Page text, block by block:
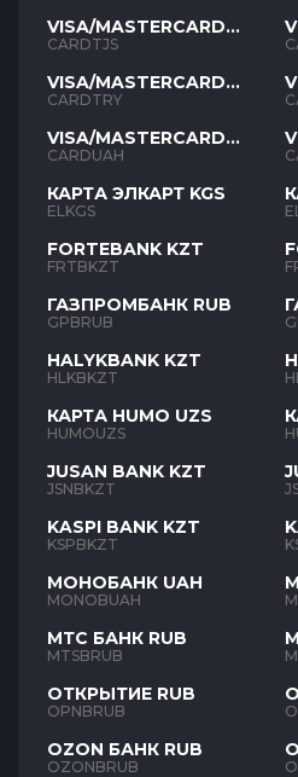
VISA/MASTERCARD
TJS
CARDTJS
VISA/MASTERCARD
TYR
CARDTRY
VISA/MASTERCARD
UAH
CARDUAH
КАРТА ЭЛКАРТ KGS
ELKGS
FORTEBANK KZT
FRTBKZT
ГАЗПРОМБАНК RUB
GPBRUB
HALYKBANK KZT
HLKBKZT
КАРТА HUMO UZS
HUMOUZS
JUSAN BANK KZT
JSNBKZT
KASPI BANK KZT
KSPBKZT
МОНОБАНК UAH
MONOBUAH
МТС БАНК RUB
MTSBRUB
ОТКРЫТИЕ RUB
OPNBRUB
OZON БАНК RUB
OZONBRUB